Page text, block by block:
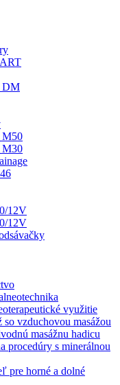
DM
12V
12V
využitie
vzduchovou masážou
masážnu hadicu
procedúry s minerálnou
pre horné a dolné